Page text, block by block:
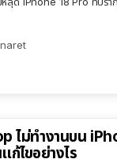
ไม่ทำงานบน
ไขอย่างไร